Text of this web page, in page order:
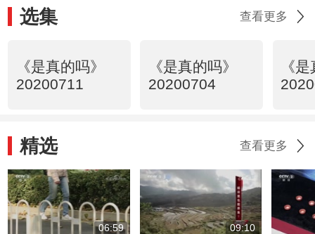
选集 查看更多
《是真的吗》
20200711
《是真的吗》
20200704
《
精选 查看更多
06:59 09:10